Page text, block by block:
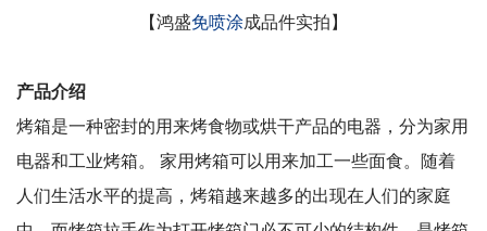
【鸿盛免喷涂成品件实拍】
产品介绍
烤箱是一种密封的用来烤食物或烘干产品的电器 ，分为家用
电器和工业烤箱。 家用烤箱可以用来加工一些面食。随着
人们生活水平的提高，烤箱越来越多的出现在人们的家庭